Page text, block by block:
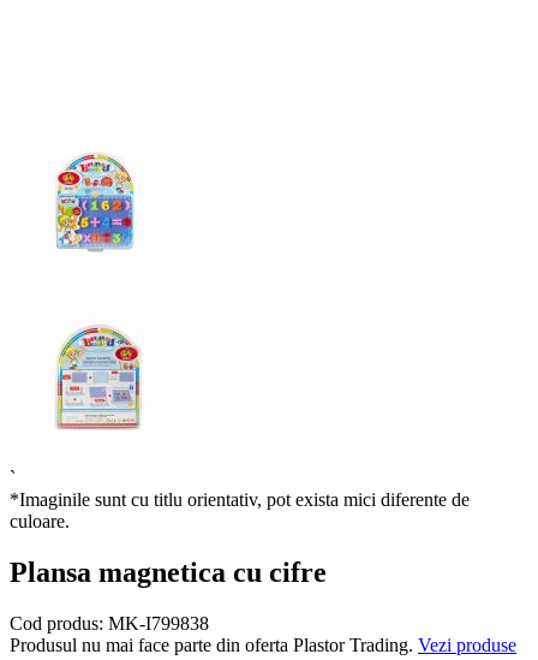
`
*Imaginile sunt cu titlu orientativ, pot exista mici diferente de
culoare.
Plansa magnetica cu cifre
Cod produs: MK-I799838
Produsul nu mai face parte din oferta Plastor Trading. Vezi produse